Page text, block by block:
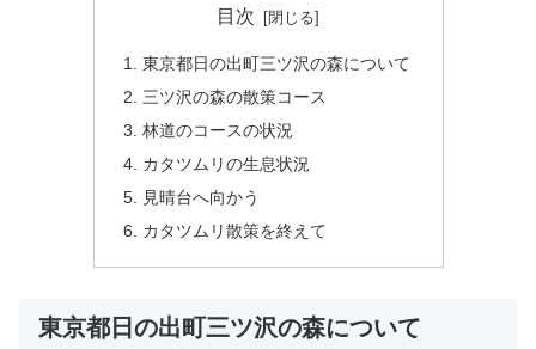
目次
東京都日の出町三ツ沢の森について
三ツ沢の森の散策コース
林道のコースの状況
カタツムリの生息状況
見晴台へ向かう
カタツムリ散策を終えて
東京都日の出町三ツ沢の森について